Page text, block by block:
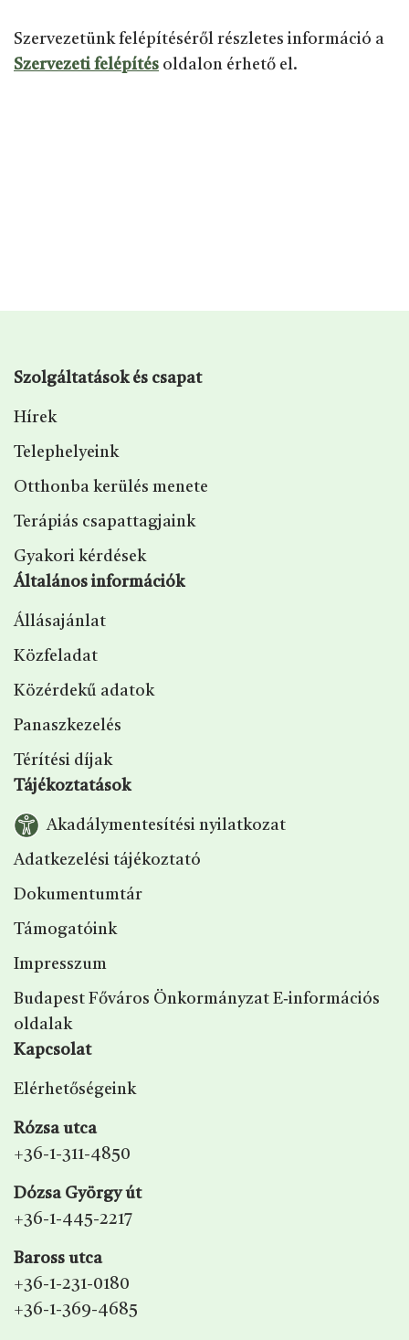
Szervezetünk felépítéséről részletes információ a
Szervezeti felépítés oldalon érhető el.
Szolgáltatások és csapat
Hírek
Telephelyeink
Otthonba kerülés menete
Terápiás csapattagjaink
Gyakori kérdések
Általános információk
Állásajánlat
Közfeladat
Közérdekű adatok
Panaszkezelés
Térítési díjak
Tájékoztatások
Akadálymentesítési nyilatkozat
Adatkezelési tájékoztató
Dokumentumtár
Támogatóink
Impresszum
Budapest Főváros Önkormányzat E‑információs
oldalak
Kapcsolat
Elérhetőségeink
Rózsa utca
+36-1-311-4850
Dózsa György út
+36-1-445-2217
Baross utca
+36-1-231-0180
+36-1-369-4685